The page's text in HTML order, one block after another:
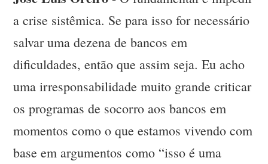
a crise sistêmica. Se para isso for necessário
salvar uma dezena de bancos em
dificuldades, então que assim seja. Eu acho
uma irresponsabilidade muito grande criticar
os programas de socorro aos bancos em
momentos como o que estamos vivendo com
base em argumentos como “isso é uma